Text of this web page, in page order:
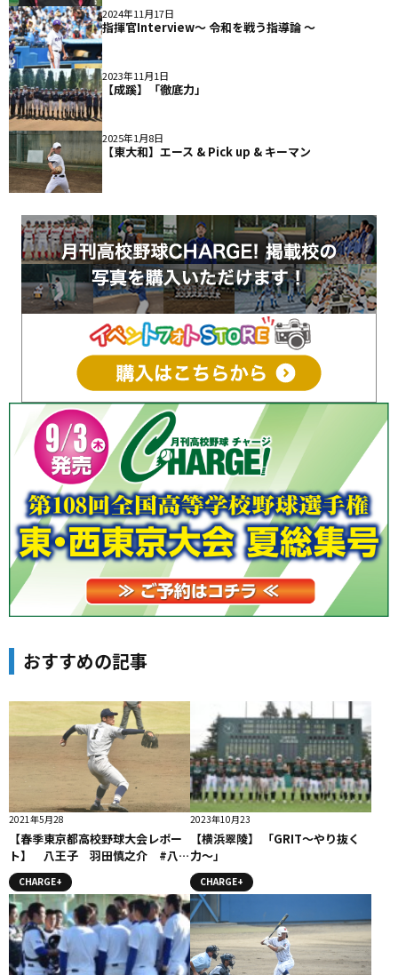
2024年11月17日
指揮官Interview〜 令和を戦う指導論 〜
2023年11月1日
【成蹊】「徹底力」
2025年1月8日
【東大和】エース & Pick up & キーマン
おすすめの記事
2021年5月28
【春季東京都高校野球大会レポー
ト】 八王子 羽田慎之介 #八王
子
CHARGE+
2023年10月23
【横浜翠陵】 「GRIT〜やり抜く
力〜」
CHARGE+